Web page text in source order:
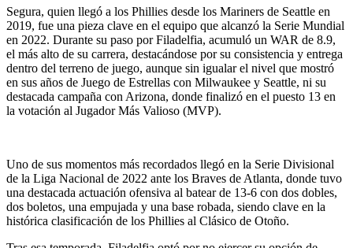
Segura, quien llegó a los Phillies desde los Mariners de Seattle en
2019, fue una pieza clave en el equipo que alcanzó la Serie Mundial
en 2022. Durante su paso por Filadelfia, acumuló un WAR de 8.9,
el más alto de su carrera, destacándose por su consistencia y entrega
dentro del terreno de juego, aunque sin igualar el nivel que mostró
en sus años de Juego de Estrellas con Milwaukee y Seattle, ni su
destacada campaña con Arizona, donde finalizó en el puesto 13 en
la votación al Jugador Más Valioso (MVP).
Uno de sus momentos más recordados llegó en la Serie Divisional
de la Liga Nacional de 2022 ante los Braves de Atlanta, donde tuvo
una destacada actuación ofensiva al batear de 13-6 con dos dobles,
dos boletos, una empujada y una base robada, siendo clave en la
histórica clasificación de los Phillies al Clásico de Otoño.